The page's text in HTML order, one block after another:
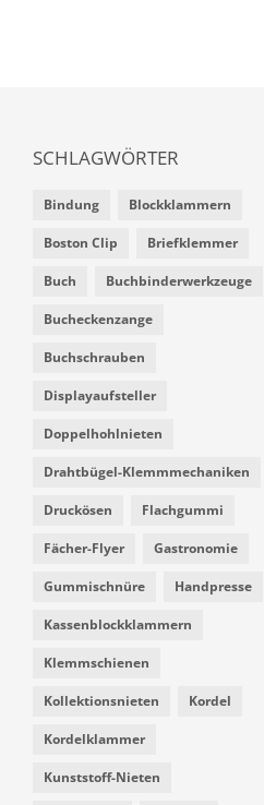
SCHLAGWÖRTER
Bindung Blockklammern
Boston Clip Briefklemmer
Buch Buchbinderwerkzeuge
Bucheckenzange
Buchschrauben
Displayaufsteller
Doppelhohlnieten
Drahtbügel-Klemmmechaniken
Druckösen Flachgummi
Fächer-Flyer Gastronomie
Gummischnüre Handpresse
Kassenblockklammern
Klemmschienen
Kollektionsnieten Kordel
Kordelklammer
Kunststoff-Nieten